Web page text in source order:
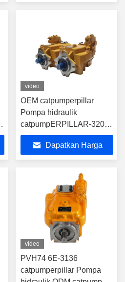
video
OEM catpumperpillar
Pompa hidraulik
catpumpERPILLAR-320B
U 126-2073
catpumperpillar Pompa
Vane
Dapatkan Harga
video
PVH74 6E-3136
catpumperpillar Pompa